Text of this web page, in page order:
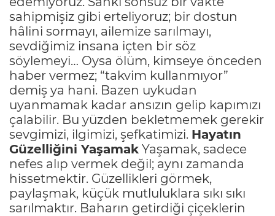
sahipmişiz gibi erteliyoruz; bir dostun
hâlini sormayı, ailemize sarılmayı,
sevdiğimiz insana içten bir söz
söylemeyi… Oysa ölüm, kimseye önceden
haber vermez; “takvim kullanmıyor”
demiş ya hani. Bazen uykudan
uyanmamak kadar ansızın gelip kapımızı
çalabilir. Bu yüzden bekletmemek gerekir
sevgimizi, ilgimizi, şefkatimizi. Hayatın
Güzelliğini Yaşamak Yaşamak, sadece
nefes alıp vermek değil; aynı zamanda
hissetmektir. Güzellikleri görmek,
paylaşmak, küçük mutluluklara sıkı sıkı
sarılmaktır. Baharın getirdiği çiçeklerin